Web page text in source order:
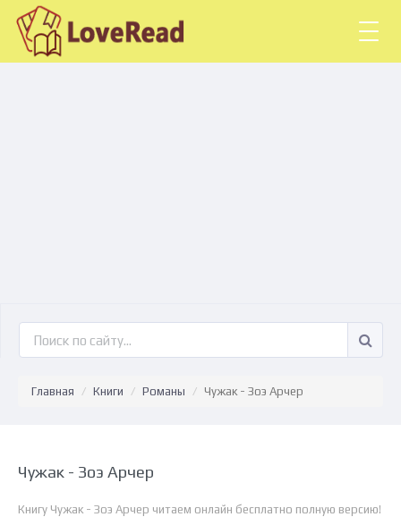
Главная Книги Романы Чужак - Зоэ Арчер
Чужак - Зоэ Арчер
Книгу Чужак - Зоэ Арчер читаем онлайн бесплатно полную версию!